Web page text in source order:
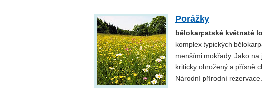
Porážky
bělokarpatské květnaté
komplex typických
menšími mokřady. Jako
kriticky ohrožený a přísně
Národní přírodní rezervace.